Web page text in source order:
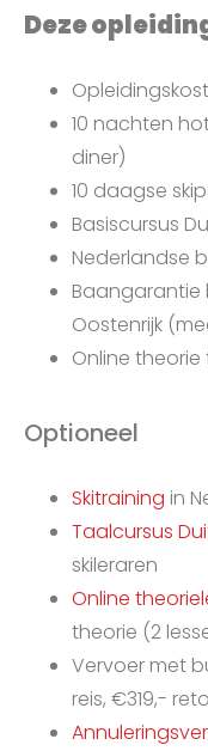
Deze
10 nachten
diner)
10 daagse
Basiscursus
Nederlandse
Baangarantie
Oostenrijk
Online theorie
Optioneel
Skitraining in
Taalcursus
skileraren
Online
theorie (2
Vervoer met
reis, €319,-